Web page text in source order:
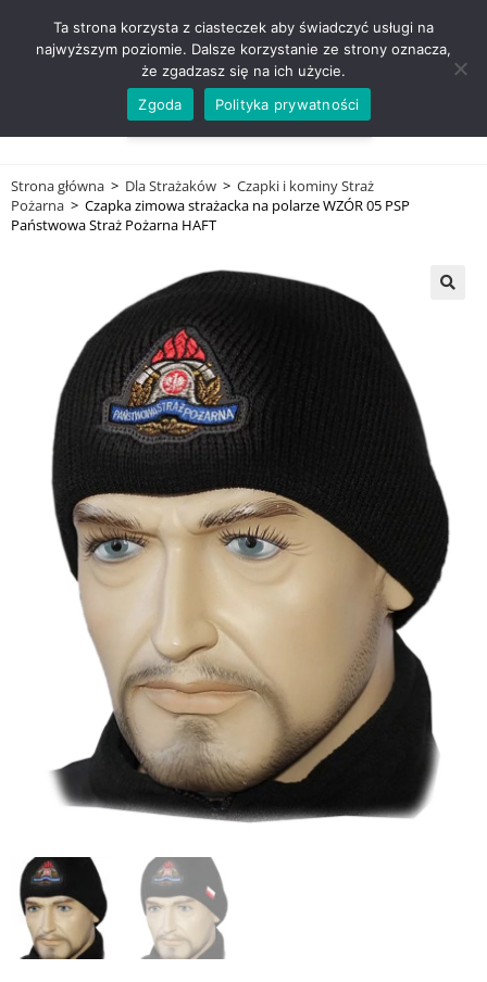
ZADZWOŃ TEL. 600 352 938
Strona główna > Dla Strażaków > Czapki i kominy Straż
Pożarna > Czapka zimowa strażacka na polarze WZÓR 05 PSP
Państwowa Straż Pożarna HAFT
Ta strona korzysta z ciasteczek aby świadczyć usługi na
najwyższym poziomie. Dalsze korzystanie ze strony oznacza,
że zgadzasz się na ich użycie.
Zgoda
Polityka prywatności